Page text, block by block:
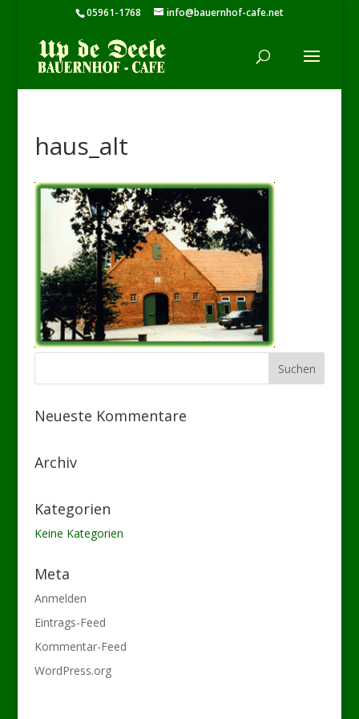
05961-1768 info@bauernhof-cafe.net
haus_alt
Neueste Kommentare
Archiv
Kategorien
Keine Kategorien
Meta
Anmelden
Eintrags-Feed
Kommentar-Feed
WordPress.org